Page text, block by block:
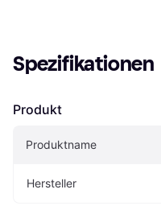
Spezifikationen
Produkt
Produktname
Hersteller